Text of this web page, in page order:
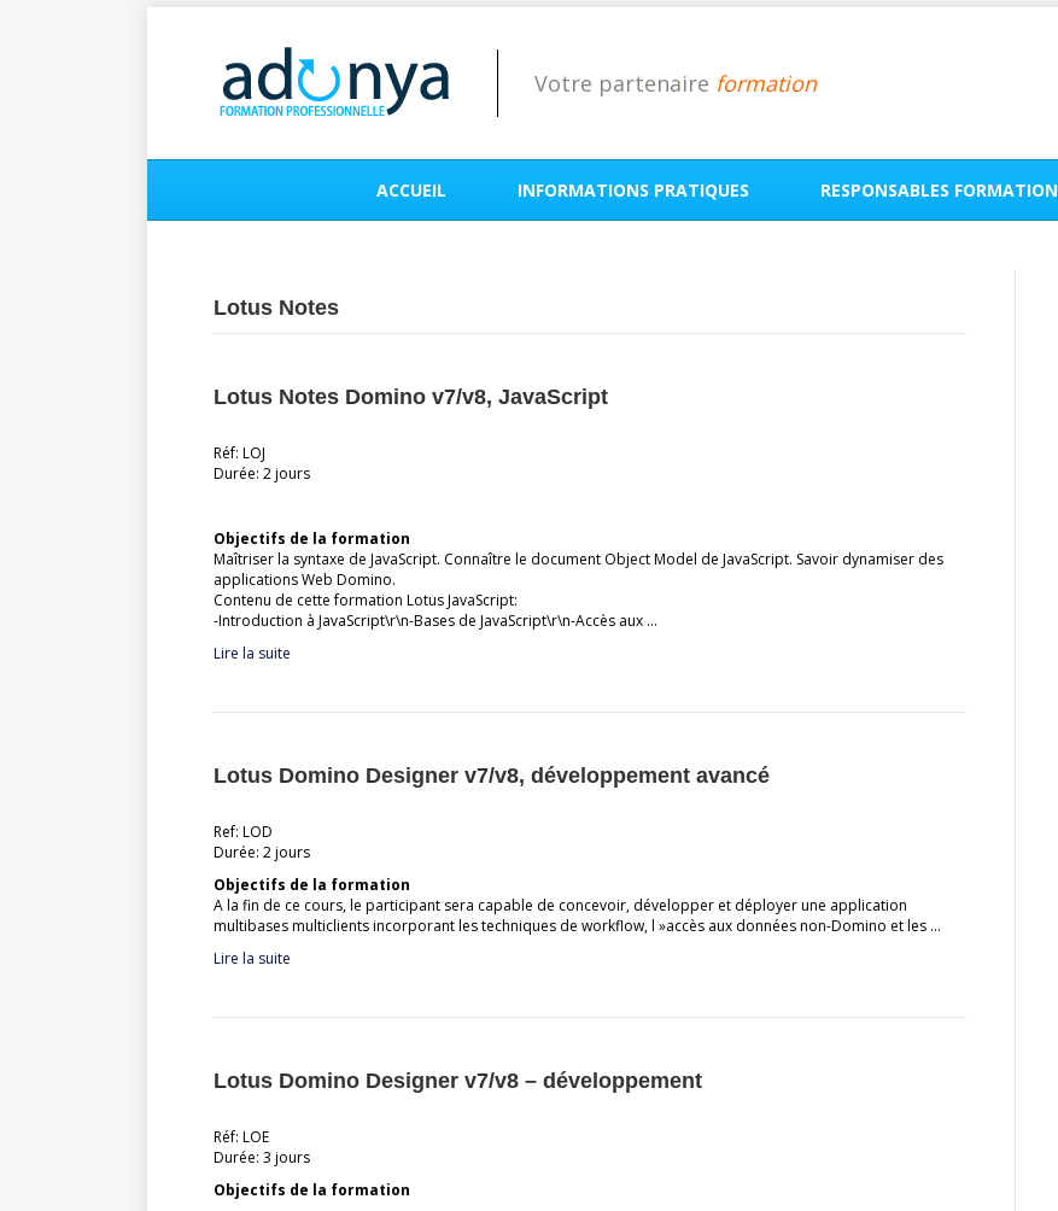
Votre partenaire formation
ACCUEIL INFORMATIONS PRATIQUES RESPONSABLES FORMATION
Lotus Notes
Lotus Notes Domino v7/v8, JavaScript
Réf: LOJ
Durée: 2 jours
Objectifs de la formation
Maîtriser la syntaxe de JavaScript. Connaître le document Object Model de JavaScript. Savoir dynamiser des
applications Web Domino.
Contenu de cette formation Lotus JavaScript:
-Introduction à JavaScript\r\n-Bases de JavaScript\r\n-Accès aux …
Lire la suite
Lotus Domino Designer v7/v8, développement avancé
Ref: LOD
Durée: 2 jours
Objectifs de la formation
A la fin de ce cours, le participant sera capable de concevoir, développer et déployer une application
multibases multiclients incorporant les techniques de workflow, l »accès aux données non-Domino et les …
Lire la suite
Lotus Domino Designer v7/v8 – développement
Réf: LOE
Durée: 3 jours
Objectifs de la formation